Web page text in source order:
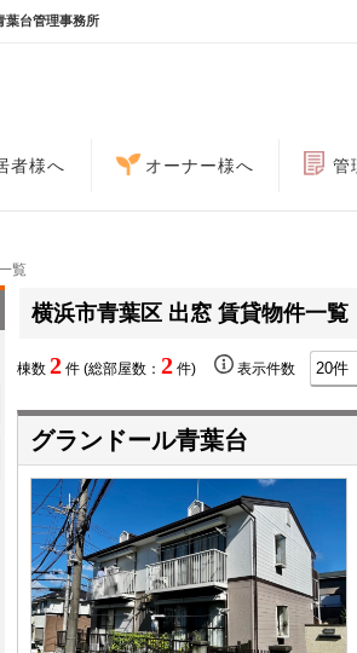
葉台管理事務所
者様へ オーナー様へ 管
覧
横浜市青葉区 出窓 賃貸物件一覧
棟数 2 件 (総部屋数： 2 件) 表示件数
グランドール青葉台